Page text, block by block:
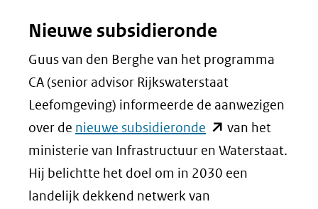
een
andere
website)
naar
een
andere
website)
Nieuwe subsidieronde
Guus van den Berghe van het programma
CA (senior advisor Rijkswaterstaat
Leefomgeving) informeerde de aanwezigen
over de nieuwe subsidieronde (opent
in
nieuw
venster)
van het
ministerie van Infrastructuur en Waterstaat.
Hij belichtte het doel om in 2030 een
landelijk dekkend netwerk van